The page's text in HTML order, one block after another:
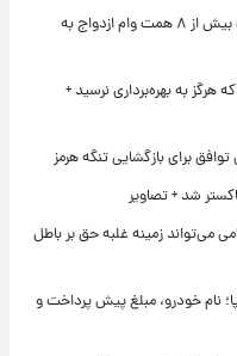
در چهار ماه نخست ۱۴۰۵ رقم خورد؛ پرداخت بیش از ۸ همت وام ازدواج به
به بهره‌برداری نرسید +
برای بازگشایی تنگه هرمز
زمینه غلبه حق بر باطل
نام خودرو، مبلغ پیش پرداخت و